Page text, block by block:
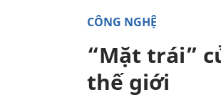
CÔNG NGHỆ
“Mặt trái”
thế giới